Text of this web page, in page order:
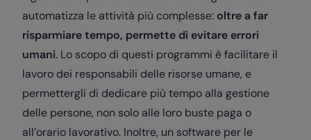
automatizza le attività più complesse: oltre a far
risparmiare tempo, permette di evitare errori
umani. Lo scopo di questi programmi è facilitare il
lavoro dei responsabili delle risorse umane, e
permettergli di dedicare più tempo alla gestione
delle persone, non solo alle loro buste paga o
all’orario lavorativo. Inoltre, un software per le